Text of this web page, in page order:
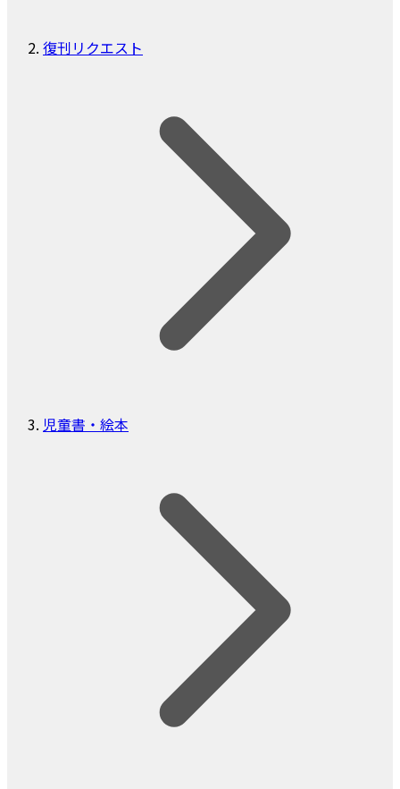
復刊リクエスト
児童書・絵本